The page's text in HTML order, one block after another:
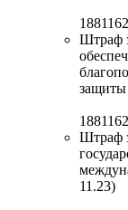
Штраф
защиты
Штраф
11.23)